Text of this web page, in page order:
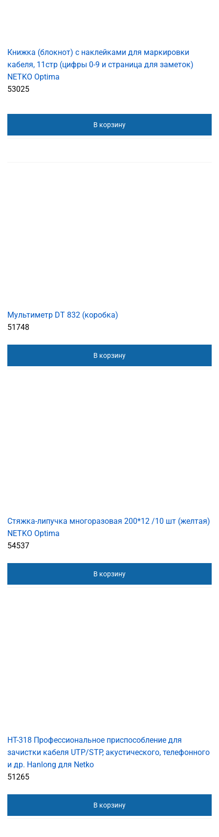
Книжка (блокнот) с наклейками для маркировки
кабеля, 11стр (цифры 0-9 и страница для заметок)
NETKO Optima
53025
В корзину
Мультиметр DT 832 (коробка)
51748
В корзину
Стяжка-липучка многоразовая 200*12 /10 шт (желтая)
NETKO Optima
54537
В корзину
HT-318 Профессиональное приспособление для
зачистки кабеля UTP/STP, акустического, телефонного
и др. Hanlong для Netko
51265
В корзину